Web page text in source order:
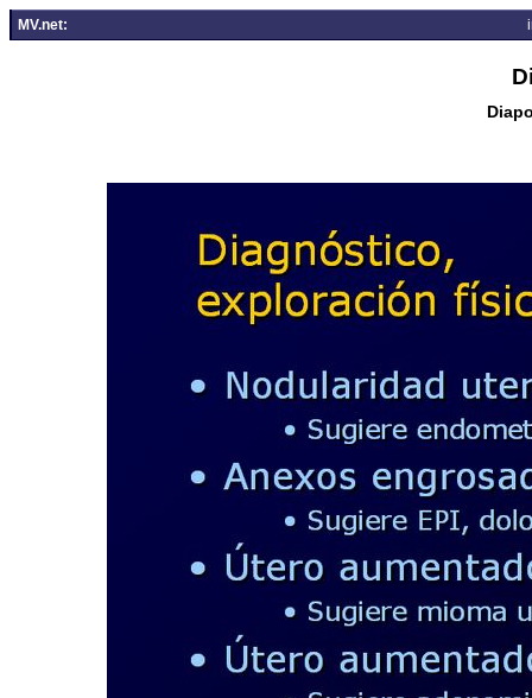
MV.net: